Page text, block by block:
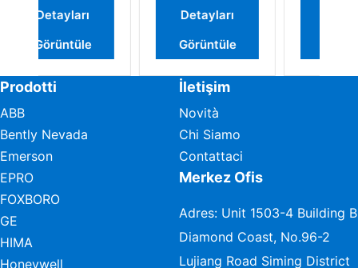
Prodotti
ABB
Bently Nevada
Emerson
EPRO
FOXBORO
GE
HIMA
Honeywell
İletişim
Novità
Chi Siamo
Contattaci
Merkez Ofis
Adres: Unit 1503-4 Building B
Diamond Coast, No.96-2
Lujiang Road Siming District